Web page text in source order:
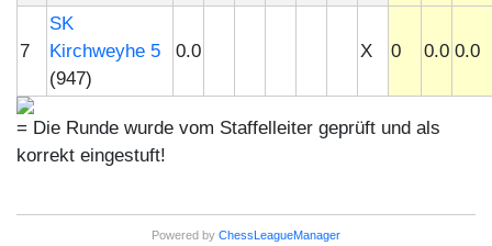
7
SK
Kirchweyhe 5
(947)
0.0 X 0 0.0 0.0
= Die Runde wurde vom Staffelleiter geprüft und als
korrekt eingestuft!
Powered by ChessLeagueManager